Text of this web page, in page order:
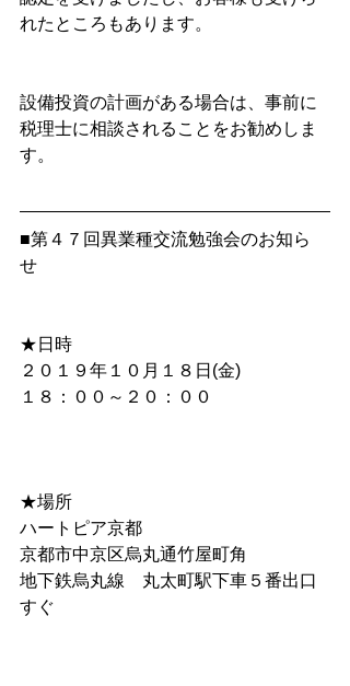
れたところもあります。
設備投資の計画がある場合は、事前に
税理士に相談されることをお勧めしま
す。
■第４７回異業種交流勉強会のお知ら
せ
★日時
２０１９年１０月１８日(金)
１８：００～２０：００
★場所
ハートピア京都
京都市中京区烏丸通竹屋町角
地下鉄烏丸線　丸太町駅下車５番出口
すぐ